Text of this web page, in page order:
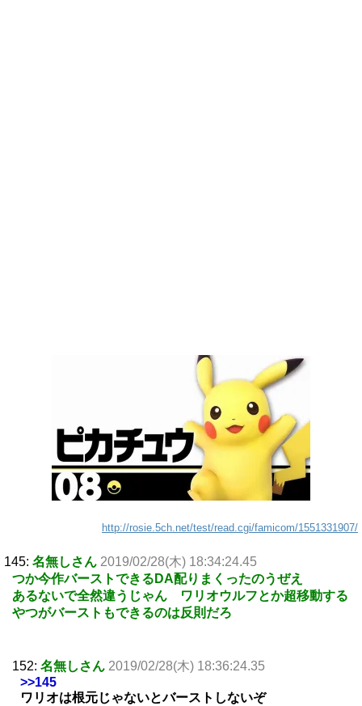
http://rosie.5ch.net/test/read.cgi/famicom/1551331907/
145: 名無しさん 2019/02/28(木) 18:34:24.45
つか今作バーストできるDA配りまくったのうぜえ
あるないで全然違うじゃん ワリオウルフとか超移動する
やつがバーストもできるのは反則だろ
152: 名無しさん 2019/02/28(木) 18:36:24.35
>>145
ワリオは根元じゃないとバーストしないぞ